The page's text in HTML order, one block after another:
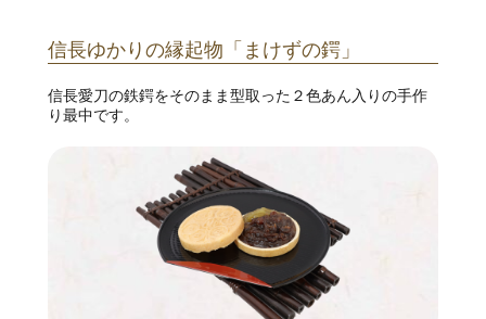
信長ゆかりの縁起物「まけずの鍔」
信長愛刀の鉄鍔をそのまま型取った２色あん入りの手作
り最中です。